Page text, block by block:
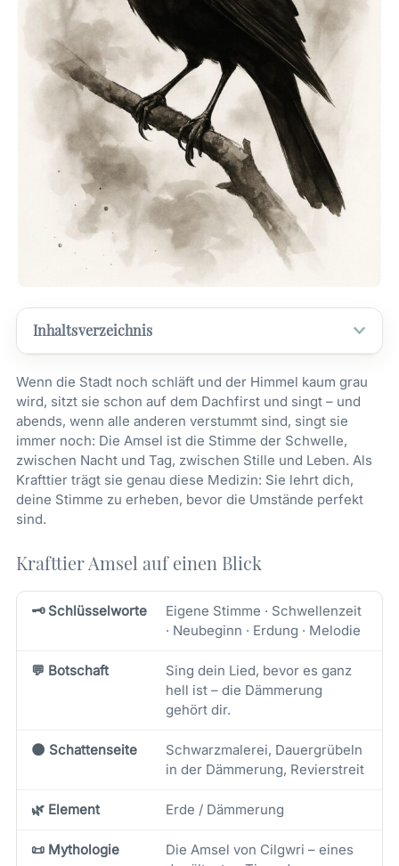
Inhaltsverzeichnis
Wenn die Stadt noch schläft und der Himmel kaum grau
wird, sitzt sie schon auf dem Dachfirst und singt – und
abends, wenn alle anderen verstummt sind, singt sie
immer noch: Die Amsel ist die Stimme der Schwelle,
zwischen Nacht und Tag, zwischen Stille und Leben. Als
Krafttier trägt sie genau diese Medizin: Sie lehrt dich,
deine Stimme zu erheben, bevor die Umstände perfekt
sind.
Krafttier Amsel auf einen Blick
🗝️ Schlüsselworte
Eigene Stimme · Schwellenzeit
· Neubeginn · Erdung · Melodie
💬 Botschaft
Sing dein Lied, bevor es ganz
hell ist – die Dämmerung
gehört dir.
🌑 Schattenseite
Schwarzmalerei, Dauergrübeln
in der Dämmerung, Revierstreit
🌿 Element Erde / Dämmerung
📜 Mythologie
Die Amsel von Cilgwri – eines